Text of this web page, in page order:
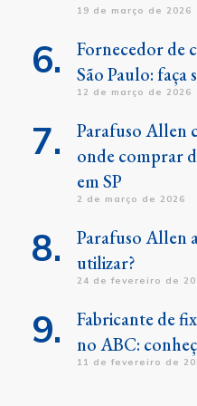
19 de março de 2026
Fornecedor de
São Paulo: faça
12 de março de 2026
Parafuso Allen
onde comprar
em SP
2 de março de 2026
Parafuso Allen
utilizar?
24 de fevereiro de
Fabricante de
no ABC:
11 de fevereiro de